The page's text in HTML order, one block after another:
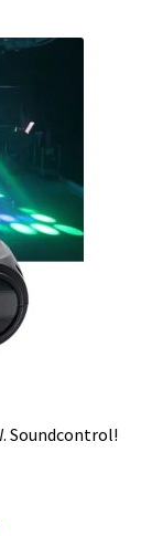
Soundcontrol!